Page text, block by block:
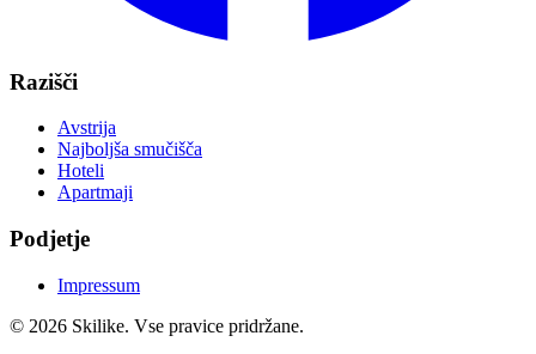
Razišči
Avstrija
Najboljša smučišča
Hoteli
Apartmaji
Podjetje
Impressum
© 2026 Skilike. Vse pravice pridržane.